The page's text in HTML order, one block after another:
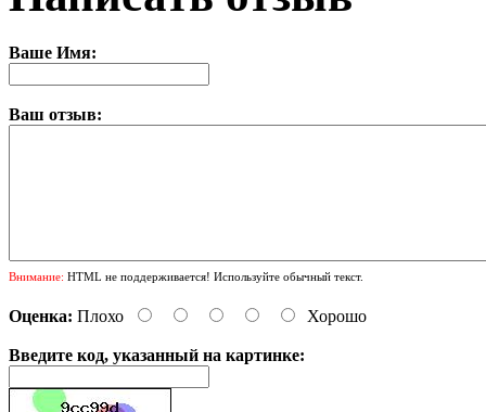
Ваше Имя:
Ваш отзыв:
Внимание: HTML не поддерживается! Используйте обычный текст.
Оценка: Плохо Хорошо
Введите код, указанный на картинке: